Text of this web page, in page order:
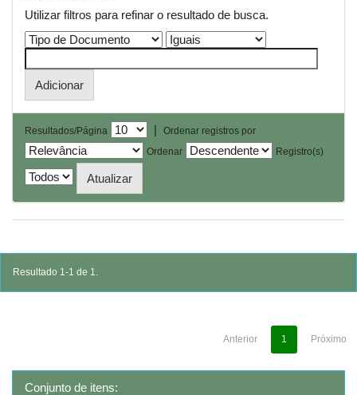
Utilizar filtros para refinar o resultado de busca.
Resultados/Página |
Ordenar registros por
Ordenar
Registro(s)
Resultado 1-1 de 1.
Anterior 1 Próximo
Conjunto de itens: